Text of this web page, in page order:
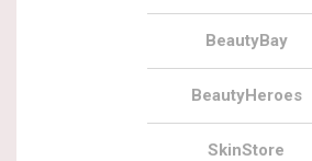
BeautyBay
BeautyHeroes
SkinStore